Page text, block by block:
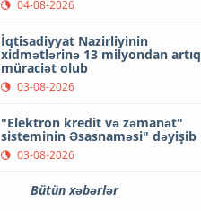
04-08-2026
İqtisadiyyat Nazirliyinin
xidmətlərinə 13 milyondan artıq
müraciət olub
03-08-2026
"Elektron kredit və zəmanət"
sisteminin Əsasnaməsi" dəyişib
03-08-2026
Bütün xəbərlər